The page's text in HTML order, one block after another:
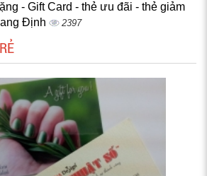
- Gift Card - thẻ ưu đãi - thẻ giảm
Định
2397